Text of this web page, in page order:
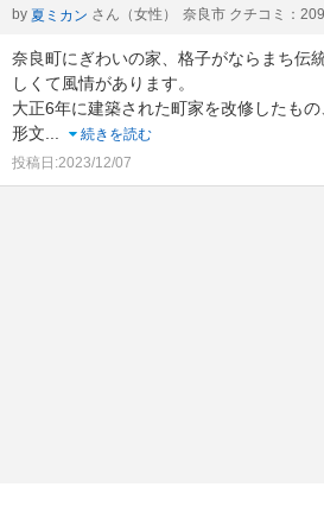
by 夏ミカン さん（女性） 奈良市 クチコミ：
奈良町にぎわいの家、格子がならまち伝
しくて風情があります。
大正6年に建築された町家を改修したも
形文
続きを読む
投稿日:2023/12/07